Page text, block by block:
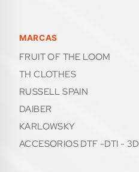
MARCAS
FRUIT OF THE LOOM
TH CLOTHES
RUSSELL SPAIN
DAIBER
KARLOWSKY
ACCESORIOS DTF -DTI - 3D